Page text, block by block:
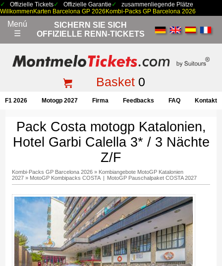
Offizielle Tickets Offizielle Garantie
zusammenliegende Plätze
Willkommen Karten Barcelona GP 2026 Kombi-Packs GP Barcelona 2026
Menú
☰
SICHERN SIE SICH
OFFIZIELLE RENN-TICKETS
Basket0
F1 2026 Motogp 2027 Firma Feedbacks FAQ Kontakt
Pack Costa motogp Katalonien,
Hotel Garbi Calella 3* / 3 Nächte
Z/F
Kombi-Packs GP Barcelona 2026» Kombiangebote MotoGP Katalonien
2027» MotoGP Kombipacks COSTA | MotoGP Pauschalpaket COSTA 2027